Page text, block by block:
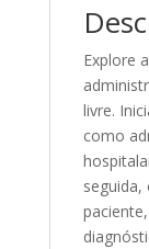
Explore
livre.
como